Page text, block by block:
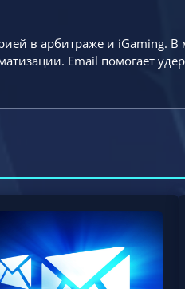
в арбитраже и iGaming. В
Email помогает